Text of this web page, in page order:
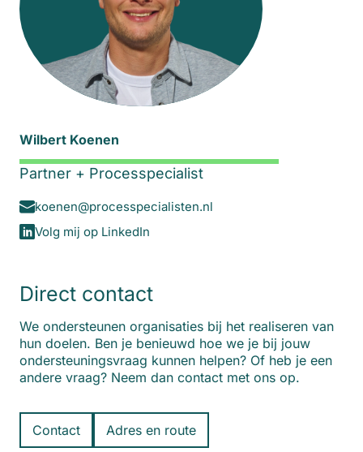
Wilbert Koenen
Partner + Processpecialist
koenen@processpecialisten.nl
Volg mij op LinkedIn
Direct contact
We ondersteunen organisaties bij het realiseren van
hun doelen. Ben je benieuwd hoe we je bij jouw
ondersteuningsvraag kunnen helpen? Of heb je een
andere vraag? Neem dan contact met ons op.
Contact Adres en route